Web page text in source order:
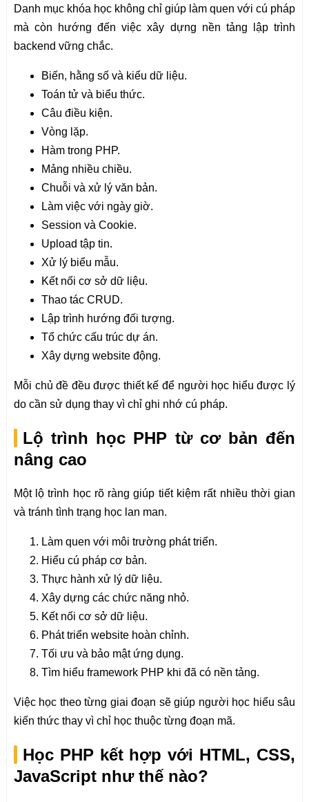
Danh mục khóa học không chỉ giúp làm quen với cú pháp
mà còn hướng đến việc xây dựng nền tảng lập trình
backend vững chắc.
Biến, hằng số và kiểu dữ liệu.
Toán tử và biểu thức.
Câu điều kiện.
Vòng lặp.
Hàm trong PHP.
Mảng nhiều chiều.
Chuỗi và xử lý văn bản.
Làm việc với ngày giờ.
Session và Cookie.
Upload tập tin.
Xử lý biểu mẫu.
Kết nối cơ sở dữ liệu.
Thao tác CRUD.
Lập trình hướng đối tượng.
Tổ chức cấu trúc dự án.
Xây dựng website động.
Mỗi chủ đề đều được thiết kế để người học hiểu được lý
do cần sử dụng thay vì chỉ ghi nhớ cú pháp.
Lộ trình học PHP từ cơ bản đến
nâng cao
Một lộ trình học rõ ràng giúp tiết kiệm rất nhiều thời gian
và tránh tình trạng học lan man.
Làm quen với môi trường phát triển.
Hiểu cú pháp cơ bản.
Thực hành xử lý dữ liệu.
Xây dựng các chức năng nhỏ.
Kết nối cơ sở dữ liệu.
Phát triển website hoàn chỉnh.
Tối ưu và bảo mật ứng dụng.
Tìm hiểu framework PHP khi đã có nền tảng.
Việc học theo từng giai đoạn sẽ giúp người học hiểu sâu
kiến thức thay vì chỉ học thuộc từng đoạn mã.
Học PHP kết hợp với HTML, CSS,
JavaScript như thế nào?